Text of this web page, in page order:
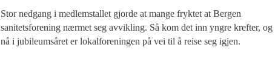
Stor nedgang i medlemstallet gjorde at mange fryktet at Bergen
sanitetsforening nærmet seg avvikling. Så kom det inn yngre krefter, og
nå i jubileumsåret er lokalforeningen på vei til å reise seg igjen.